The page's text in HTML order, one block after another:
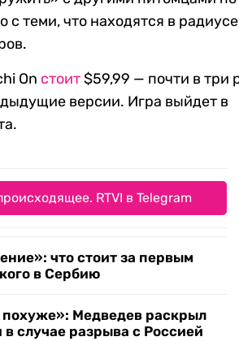
с теми, что находятся в радиусе
On стоит$59,99 — почти в три
версии. Игра выйдет в
RTVI в Telegram
что стоит за первым
в Сербию
Медведев раскрыл
случае разрыва с Россией